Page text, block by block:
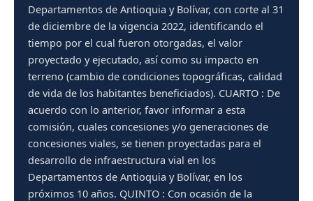
Departamentos de Antioquia y Bolívar, con corte al 31
de diciembre de la vigencia 2022, identificando el
tiempo por el cual fueron otorgadas, el valor
proyectado y ejecutado, así como su impacto en
terreno (cambio de condiciones topográficas, calidad
de vida de los habitantes beneficiados). CUARTO : De
acuerdo con lo anterior, favor informar a esta
comisión, cuales concesiones y/o generaciones de
concesiones viales, se tienen proyectadas para el
desarrollo de infraestructura vial en los
Departamentos de Antioquia y Bolívar, en los
próximos 10 años. QUINTO : Con ocasión de la